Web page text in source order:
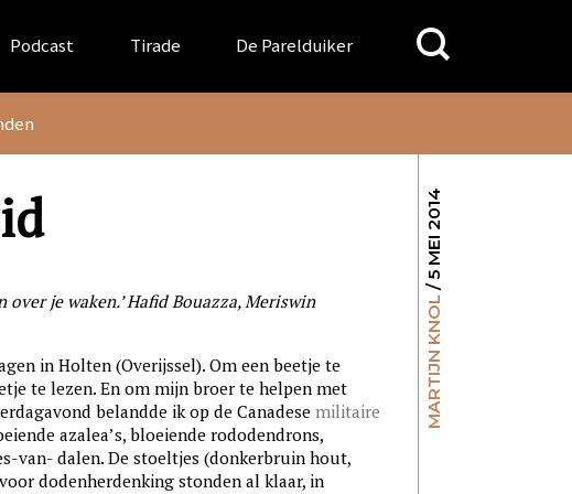
Podcast Tirade De Parelduiker
Search
for:
MARTIJN KNOL
/ 5 MEI 2014
over je waken.’ Hafid Bouazza, Meriswin
in Holten (Overijssel). Om een beetje te
te lezen. En om mijn broer te helpen met
belandde ik op de Canadese militaire
azalea’s, bloeiende rododendrons,
van- dalen. De stoeltjes (donkerbruin hout,
dodenherdenking stonden al klaar, in